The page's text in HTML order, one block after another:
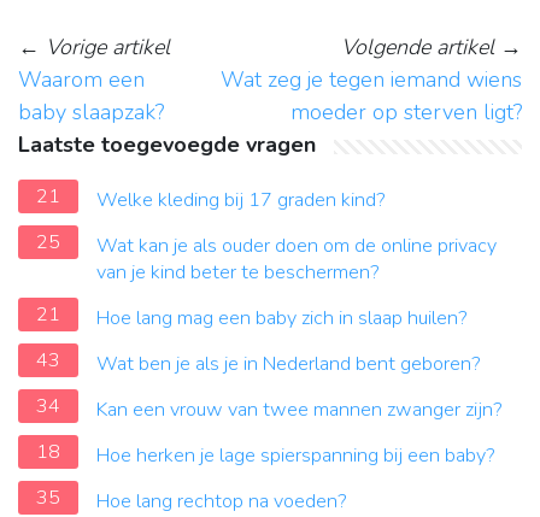
← Vorige artikel
Waarom een
baby slaapzak?
Volgende artikel→
Wat zeg je tegen iemand wiens
moeder op sterven ligt?
Laatste toegevoegde vragen
21
Welke kleding bij 17 graden kind?
25
Wat kan je als ouder doen om de online privacy
van je kind beter te beschermen?
21
Hoe lang mag een baby zich in slaap huilen?
43
Wat ben je als je in Nederland bent geboren?
34
Kan een vrouw van twee mannen zwanger zijn?
18
Hoe herken je lage spierspanning bij een baby?
35
Hoe lang rechtop na voeden?